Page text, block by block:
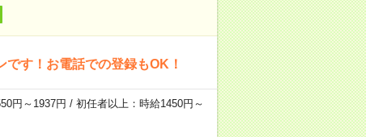
す！お電話での登録もOK！
円～1937円 / 初任者以上：時給1450円～